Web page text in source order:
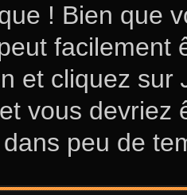
! Bien que
facilement
et cliquez sur
vous devriez
peu de